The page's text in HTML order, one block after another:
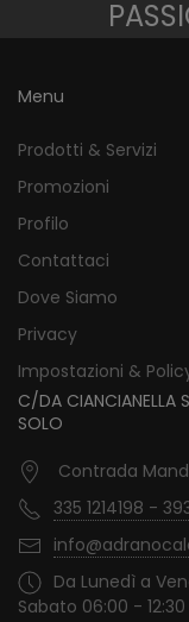
Menu
Prodotti & Servizi
Promozioni
Profilo
Contattaci
Dove Siamo
Privacy
Impostazioni &
C/DA CIANCIANELLA
SOLO
Contrada
335 1214198 -
Da Lunedì a
Sabato 06:00 -